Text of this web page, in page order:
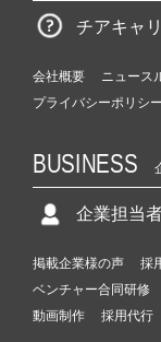
チアキャ
会社概要 ニュース
プライバシーポリシー
BUSINESS
企業担当
掲載企業様の声 採
ベンチャー合同研修
動画制作
採用代行